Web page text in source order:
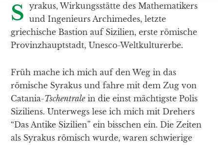
Syrakus, Wirkungsstätte des Mathematikers und Ingenieurs Archimedes, letzte
griechische Bastion auf Sizilien, erste römische
Provinzhauptstadt, Unesco-Weltkulturerbe.
Früh mache ich mich auf den Weg in das
römische Syrakus und fahre mit dem Zug von
Catania-Tschentrale in die einst mächtigste Polis
Siziliens. Unterwegs lese ich mich mit Drehers
“Das Antike Sizilien” ein bisschen ein. Die Zeiten
als Syrakus römisch wurde, waren schwierige